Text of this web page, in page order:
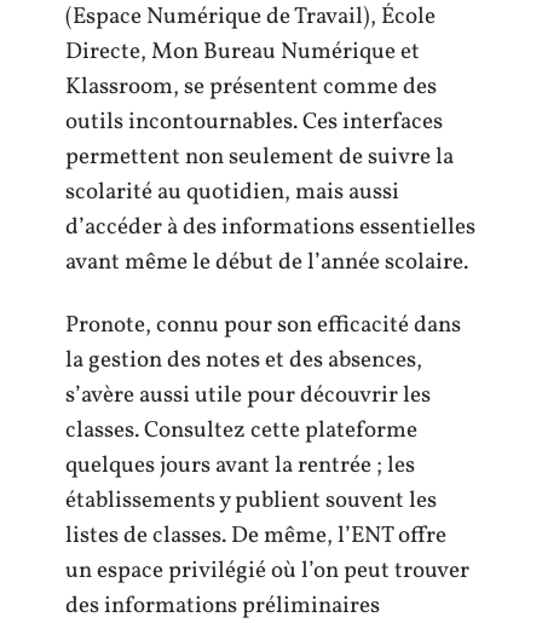
(Espace Numérique de Travail), École
Directe, Mon Bureau Numérique et
Klassroom, se présentent comme des
outils incontournables. Ces interfaces
permettent non seulement de suivre la
scolarité au quotidien, mais aussi
d’accéder à des informations essentielles
avant même le début de l’année scolaire.
Pronote, connu pour son efficacité dans
la gestion des notes et des absences,
s’avère aussi utile pour découvrir les
classes. Consultez cette plateforme
quelques jours avant la rentrée ; les
établissements y publient souvent les
listes de classes. De même, l’ENT offre
un espace privilégié où l’on peut trouver
des informations préliminaires